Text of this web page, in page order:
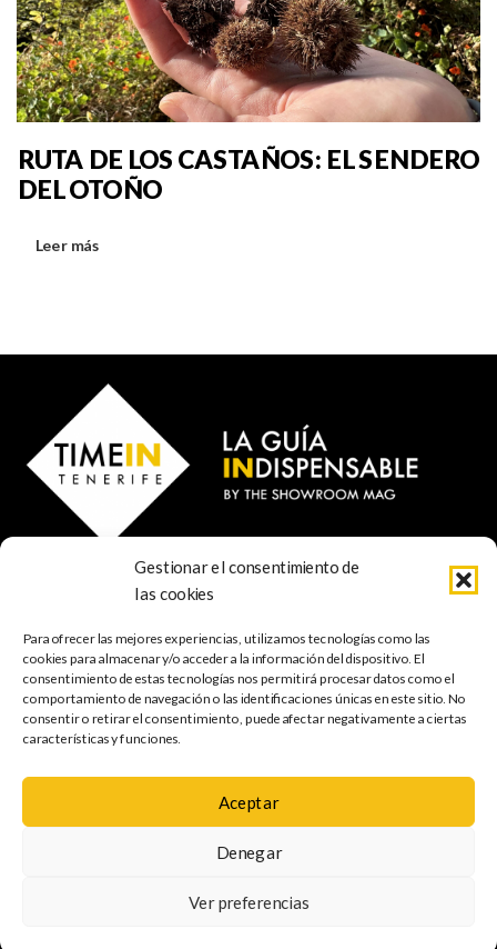
Gestionar el consentimiento de
las cookies
Para ofrecer las mejores experiencias, utilizamos tecnologías como las
cookies para almacenar y/o acceder a la información del dispositivo. El
consentimiento de estas tecnologías nos permitirá procesar datos como el
comportamiento de navegación o las identificaciones únicas en este sitio. No
consentir o retirar el consentimiento, puede afectar negativamente a ciertas
características y funciones.
Aceptar
Denegar
Ver preferencias
RUTA DE LOS CASTAÑOS: EL SENDERO
DEL OTOÑO
Leer más
© 2024 TIME IN TENERIFE - Rosti Family Group S.L.
38001 Santa Cruz de Tenerife (ES)
INDISPENSABLEARTE & CULTURAMÚSICAGASTRONOMÍA
NATURALEZAESCAPADASCOMPRASFOTOGRAFÍAGRATISINFANTIL
Política de
privacidad
Accesibilidad